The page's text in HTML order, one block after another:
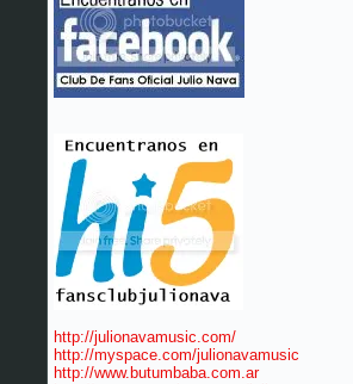
http://julionavamusic.com/
http://myspace.com/julionavamusic
http://www.butumbaba.com.ar